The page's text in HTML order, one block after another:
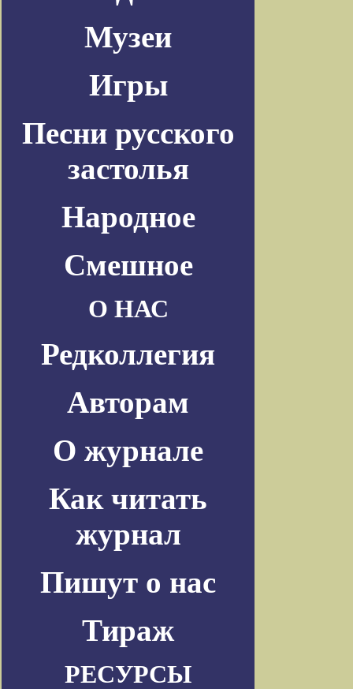
Музеи
Игры
Песни русского
застолья
Народное
Смешное
О НАС
Редколлегия
Авторам
О журнале
Как читать
журнал
Пишут о нас
Тираж
РЕСУРСЫ